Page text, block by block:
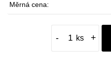
Měrná cena:
- +